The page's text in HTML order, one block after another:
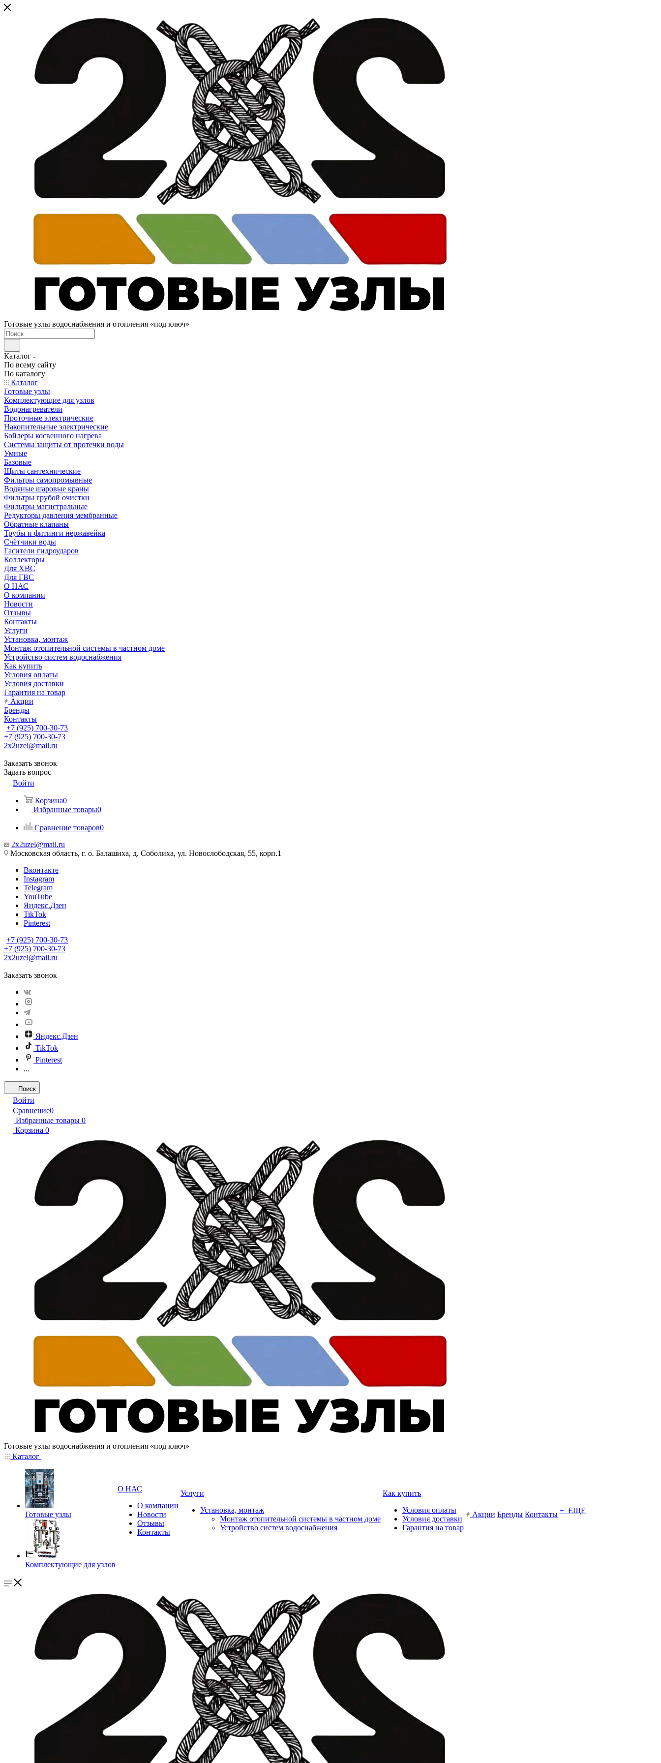
Готовые узлы водоснабжения и отопления «под ключ»
Каталог
По всему сайту
По каталогу
Каталог
Готовые узлы
Комплектующие для узлов
Водонагреватели
Проточные электрические
Накопительные электрические
Бойлеры косвенного нагрева
Системы защиты от протечки воды
Умные
Базовые
Щиты сантехнические
Фильтры самопромывные
Водяные шаровые краны
Фильтры грубой очистки
Фильтры магистральные
Редукторы давления мембранные
Обратные клапаны
Трубы и фитинги нержавейка
Счётчики воды
Гасители гидроударов
Коллекторы
Для ХВС
Для ГВС
О НАС
О компании
Новости
Отзывы
Контакты
Услуги
Установка, монтаж
Монтаж отопительной системы в частном доме
Устройство систем водоснабжения
Как купить
Условия оплаты
Условия доставки
Гарантия на товар
Акции
Бренды
Контакты
+7 (925) 700-30-73
+7 (925) 700-30-73
2x2uzel@mail.ru
Заказать звонок
Задать вопрос
Войти
Корзина0
Избранные товары0
Сравнение товаров0
2x2uzel@mail.ru
Московская область, г. о. Балашиха, д. Соболиха, ул. Новослободская, 55, корп.1
Вконтакте
Instagram
Telegram
YouTube
Яндекс.Дзен
TikTok
Pinterest
+7 (925) 700-30-73
+7 (925) 700-30-73
2x2uzel@mail.ru
Заказать звонок
Яндекс.Дзен
TikTok
Pinterest
...
Поиск
Войти
Сравнение0
Избранные товары 0
Корзина 0
Готовые узлы водоснабжения и отопления «под ключ»
Каталог
Готовые узлы
Комплектующие для узлов
О НАС
О компании
Новости
Отзывы
Контакты
Услуги
Установка, монтаж
Монтаж отопительной системы в частном доме
Устройство систем водоснабжения
Как купить
Условия оплаты
Условия доставки
Гарантия на товар
Акции Бренды Контакты + ЕЩЕ